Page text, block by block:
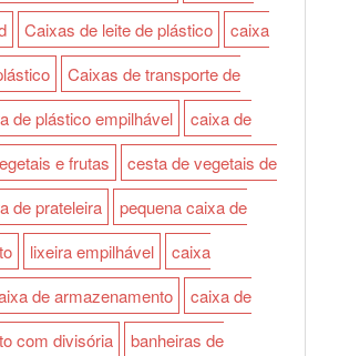
Caixas de leite de plástico
caixa
Caixas de transporte de
de plástico empilhável
caixa de
e frutas
cesta de vegetais de
de prateleira
pequena caixa de
lixeira empilhável
caixa
de armazenamento
caixa de
com divisória
banheiras de